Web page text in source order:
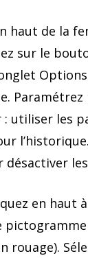
haut de la
sur le
Paramétrez
: utiliser les
désactiver
en haut
rouage).